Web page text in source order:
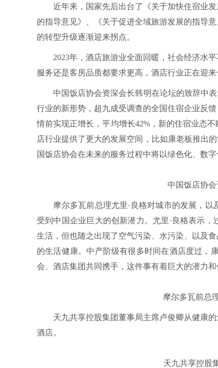
近年来，国家先后出台了《关于加快住宿业发
的指导意见》、《关于促进全域旅游发展的指导
的转型升级逐渐迎来拐点。
2023年，酒店旅游业全面回暖，社会经济水平
服务还是客房品质都要求更高，酒店行业正在迎来
中国饭店协会资深会长韩明在论坛的致辞中表
行业的新形势，超九成受调查的全国住宿企业反
情前实现正增长，平均增长42%，新的住宿业态
店行业提供了更大的发展空间，比如康老板推出
国饭店协会在未来的服务过程中将以绿色化、数
中国饭店协会
摩尔多瓦前总理尤里·良格对城市的发展，以
受到中国企业巨大的创新潜力。尤里·良格表示
生活，但也随之出现了空气污染、水污染、以及
的生活健康。中产阶级有很多时间在酒店度过，
会、酒店集团共同携手，这件事有着巨大的潜力和
摩尔多瓦前总理
天九共享控股集团董事局主席卢俊卿从健康的
酒店。
天九共享控股集